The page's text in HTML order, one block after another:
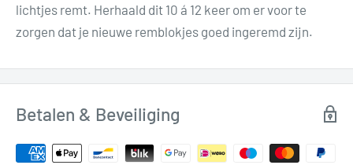
lichtjes remt. Herhaald dit 10 á 12 keer om er voor te
zorgen dat je nieuwe remblokjes goed ingeremd zijn.
Betalen & Beveiliging